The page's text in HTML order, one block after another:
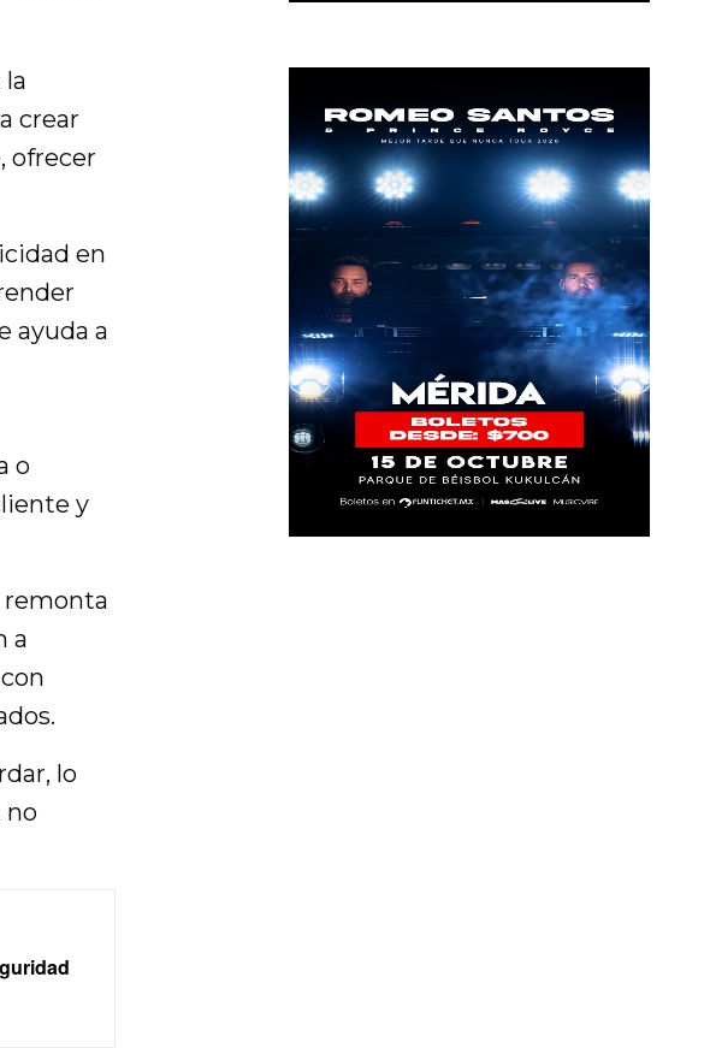
crear
ofrecer
en
ayuda a
o
y
remonta
a
lo
no